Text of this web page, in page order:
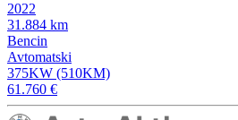
2022
31.884 km
Bencin
Avtomatski
375KW (510KM)
61.760 €